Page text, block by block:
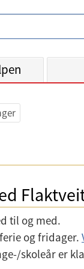
til og med.
og fridager.
skoleår er